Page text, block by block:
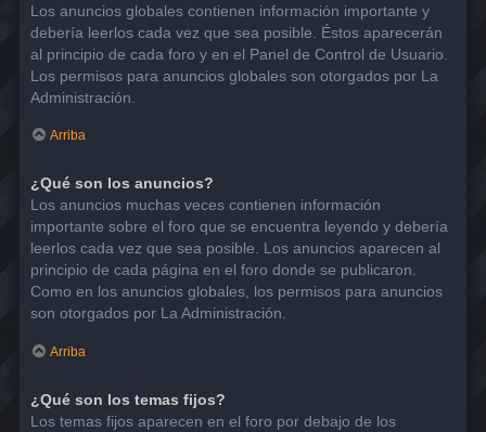
Los anuncios globales contienen información importante y
debería leerlos cada vez que sea posible. Éstos aparecerán
al principio de cada foro y en el Panel de Control de Usuario.
Los permisos para anuncios globales son otorgados por La
Administración.
Arriba
¿Qué son los anuncios?
Los anuncios muchas veces contienen información
importante sobre el foro que se encuentra leyendo y debería
leerlos cada vez que sea posible. Los anuncios aparecen al
principio de cada página en el foro donde se publicaron.
Como en los anuncios globales, los permisos para anuncios
son otorgados por La Administración.
Arriba
¿Qué son los temas fijos?
Los temas fijos aparecen en el foro por debajo de los